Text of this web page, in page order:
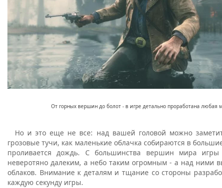
От горных вершин до болот - в игре детально проработана любая
Но и это еще не все: над вашей головой можно
грозовые тучи, как маленькие облачка собираются в
проливается дождь. С большинства вершин мира игры
неверотяно далеким, а небо таким огромным - а над ними
облаков. Внимание к деталям и тщание со стороны
каждую секунду игры.